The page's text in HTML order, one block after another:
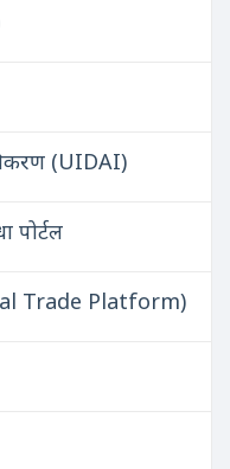
(UIDAI)
पोर्टल
Trade Platform)